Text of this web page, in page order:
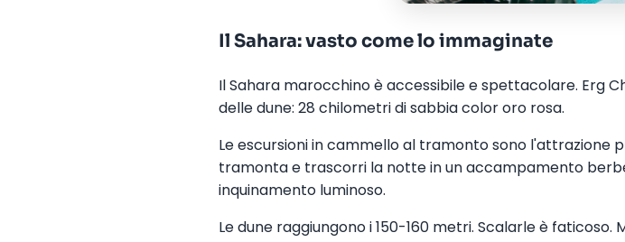
Il Sahara: vasto come lo immaginate
Il Sahara marocchino è accessibile e spettacolare. Erg
delle dune: 28 chilometri di sabbia color oro rosa.
Le escursioni in cammello al tramonto sono l'attrazione
tramonta e trascorri la notte in un accampamento
inquinamento luminoso.
Le dune raggiungono i 150-160 metri. Scalarle è